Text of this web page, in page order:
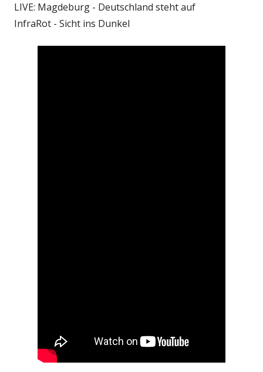
LIVE: Magdeburg - Deutschland steht auf
InfraRot - Sicht ins Dunkel